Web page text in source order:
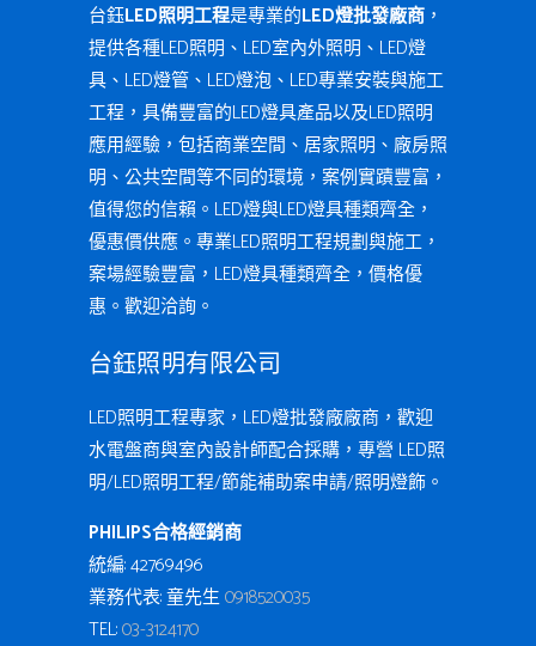
台鈺LED照明工程是專業的LED燈批發廠商 ，
提供各種LED照明、LED室內外照明、LED燈
具、LED燈管、LED燈泡、LED專業安裝與施工
工程，具備豐富的LED燈具產品以及LED照明
應用經驗，包括商業空間、居家照明、廠房照
明、公共空間等不同的環境，案例實蹟豐富，
值得您的信賴。LED燈與LED燈具種類齊全，
優惠價供應。專業LED照明工程規劃與施工，
案場經驗豐富，LED燈具種類齊全，價格優
惠。歡迎洽詢。
台鈺照明有限公司
LED照明工程專家，LED燈批發廠廠商，歡迎
水電盤商與室內設計師配合採購，專營 LED照
明/LED照明工程/節能補助案申請/照明燈飾。
PHILIPS合格經銷商
統編: 42769496
業務代表: 童先生0918520035
TEL:03-3124170